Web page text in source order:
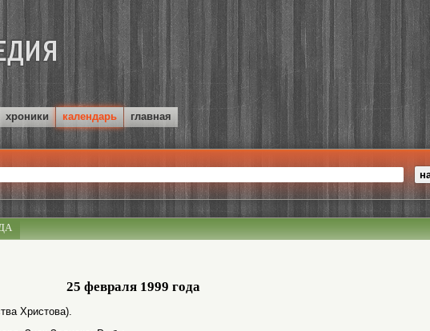
хроники календарь главная
25 февраля 1999 года
Христова).